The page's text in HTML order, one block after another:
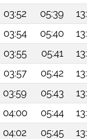
03:52 05:39
03:54 05:40
03:55 05:41
03:57 05:42
03:59 05:43
04:00 05:44
04:02 05:45